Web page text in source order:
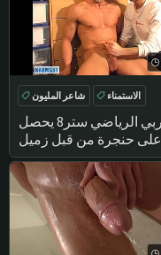
مدربي الرياضي ستر8 يحصل
على حنجرة من قبل زميل
على الرغم منه !
شاعر المليون
الاستمناء